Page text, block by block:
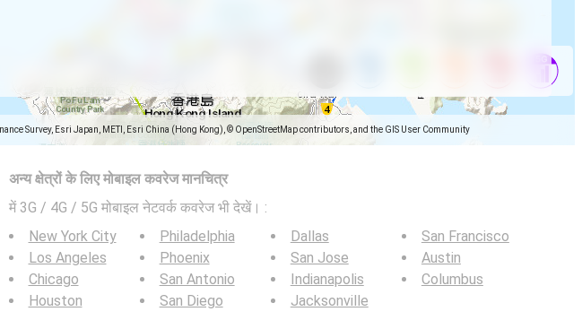
Survey, Esri Japan, METI, Esri China (Hong Kong), © OpenStreetMap contributors, and the GIS User Community
अन्य क्षेत्रों के लिए मोबाइल कवरेज मानचित्र
में 3G / 4G / 5G मोबाइल नेटवर्क कवरेज भी देखें। :
New York City
Los Angeles
Chicago
Houston
Philadelphia
Phoenix
San Antonio
San Diego
Dallas
San Jose
Indianapolis
Jacksonville
San Francisco
Austin
Columbus